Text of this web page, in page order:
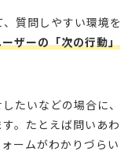
質問しやすい環境を
ザーの「次の行動」
たいなどの場合に、
。たとえば問いあわ
ームがわかりづらい